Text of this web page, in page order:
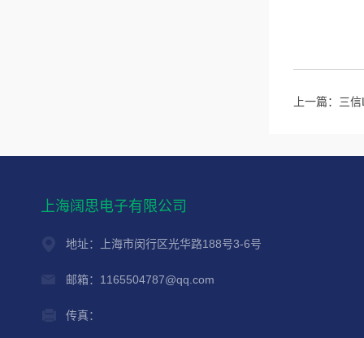
上一篇： 三
上海阔思电子有限公司
地址：上海市闵行区光华路188号3-6号
邮箱：1165504787@qq.com
传真：